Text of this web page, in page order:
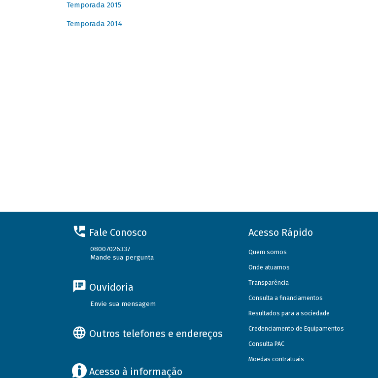
Temporada 2015
Temporada 2014
Fale Conosco
08007026337
Mande sua pergunta
Ouvidoria
Envie sua mensagem
Outros telefones e endereços
Acesso à informação
Acesso Rápido
Quem somos
Onde atuamos
Transparência
Consulta a financiamentos
Resultados para a sociedade
Credenciamento de Equipamentos
Consulta PAC
Moedas contratuais